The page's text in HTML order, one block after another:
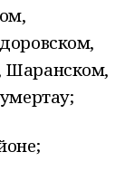
Шаранском,